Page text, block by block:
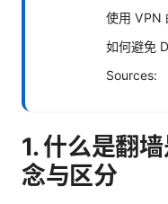
使用 VPN
如何避免
Sources:
1. 什么是翻
念与区分